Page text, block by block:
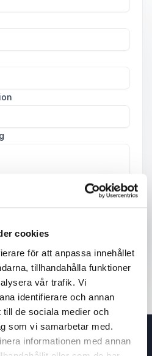
cookies
för att anpassa innehållet
tillhandahålla funktioner
vår trafik. Vi
identifierare och annan
till de sociala medier och
som vi samarbetar med.
informationen med annan